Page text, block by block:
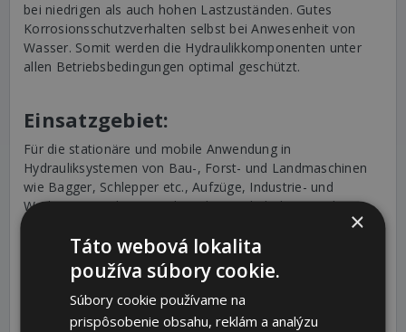
bei niedrigen als auch hohen Lastzuständen. Gutes
Korrosionsschutzverhalten selbst bei Anwesenheit von
Wasser. Somit werden die Hydraulikkomponenten unter
allen Betriebsbedingungen optimal geschützt.
Einsatzgebiet:
Für die stationäre und mobile Anwendung in
Hydrauliksystemen von Bau-, Forst- und Landmaschinen
wie Bagger, Schlepper etc., Aufzüge, Industrie- und
Werkzeugmaschinen, Holzspalter, Hebebühnen und
Pressen usw. Durch die gute Materialverträglichkeit kann
dieses LIQUI MOLY Hydrauliköl in den meist verwendeten
Pumpensystemen in Hydraulikanlagen eingesetzt werden.
Des Weiteren kann dieses Hydrauliköl mit allen
mineralölverträglichen Dichtungsmaterialien und
Farbanstrichen verwendet werden.
×
Táto webová lokalita
používa súbory cookie.
Súbory cookie používame na
prispôsobenie obsahu, reklám a analýzu